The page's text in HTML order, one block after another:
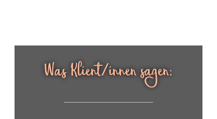
Was Klient/innen sagen: